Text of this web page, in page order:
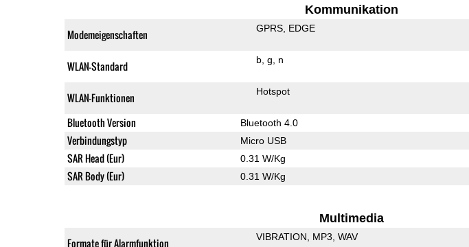
Kommunikation
Modemeigenschaften GPRS EDGE
WLAN-Standard b g n
WLAN-Funktionen Hotspot
Bluetooth Version Bluetooth 4.0
Verbindungstyp Micro USB
SAR Head (Eur) 0.31 W/Kg
SAR Body (Eur) 0.31 W/Kg
Multimedia
Formate für Alarmfunktion VIBRATION MP3 WAV